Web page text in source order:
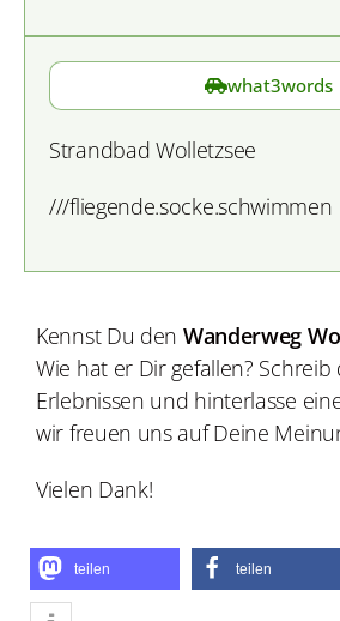
what3words
Strandbad Wolletzsee
///fliegende.socke.schwimmen
Kennst Du den Wanderweg
Wie hat er Dir gefallen?
Erlebnissen und hinterlasse
wir freuen uns auf Deine
Vielen Dank!
teilen teilen